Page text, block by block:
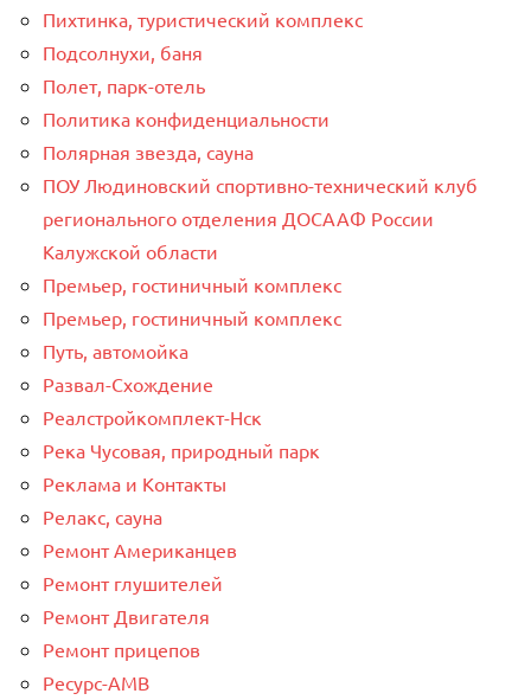
Пихтинка, туристический комплекс
Подсолнухи, баня
Полет, парк-отель
Политика конфиденциальности
Полярная звезда, сауна
ПОУ Людиновский спортивно-технический клуб
регионального отделения ДОСААФ России
Калужской области
Премьер, гостиничный комплекс
Премьер, гостиничный комплекс
Путь, автомойка
Развал-Схождение
Реалстройкомплект-Нск
Река Чусовая, природный парк
Реклама и Контакты
Релакс, сауна
Ремонт Американцев
Ремонт глушителей
Ремонт Двигателя
Ремонт прицепов
Ресурс-AMB